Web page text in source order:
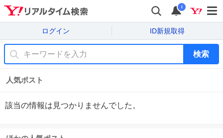
i
ログイン ID新規取得
検索
人気ポスト
該当の情報は見つかりませんでした。